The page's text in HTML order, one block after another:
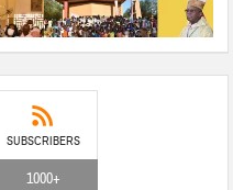
SUBSCRIBERS
1000+